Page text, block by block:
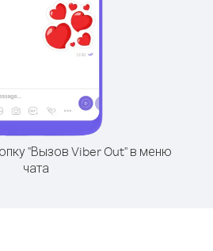
"Вызов Viber Out" в меню
чата